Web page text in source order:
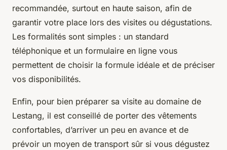
recommandée, surtout en haute saison, afin de
garantir votre place lors des visites ou dégustations.
Les formalités sont simples : un standard
téléphonique et un formulaire en ligne vous
permettent de choisir la formule idéale et de préciser
vos disponibilités.
Enfin, pour bien préparer sa visite au domaine de
Lestang, il est conseillé de porter des vêtements
confortables, d’arriver un peu en avance et de
prévoir un moyen de transport sûr si vous dégustez